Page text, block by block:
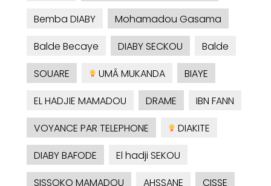
Bemba DIABY
Mohamadou Gasama
Balde Becaye
DIABY SECKOU
Balde
SOUARE
UMÂ MUKANDA
BIAYE
EL HADJIE MAMADOU
DRAME
IBN FANN
VOYANCE PAR TELEPHONE
DIAKITE
DIABY BAFODE
El hadji SEKOU
SISSOKO MAMADOU
AHSSANE
CISSE